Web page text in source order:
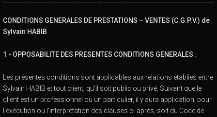
CONDITIONS GENERALES DE PRESTATIONS – VENTES (C.G.P.V.) de
Sylvain HABIB
1 - OPPOSABILITE DES PRESENTES CONDITIONS GENERALES :
Les présentes conditions sont applicables aux relations établies entre
Sylvain HABIB et tout client, qu'il soit public ou privé. Suivant que le
client est un professionnel ou un particulier, il y aura application, pour
l'exécution ou l'interprétation des clauses ci-après, soit du Code de